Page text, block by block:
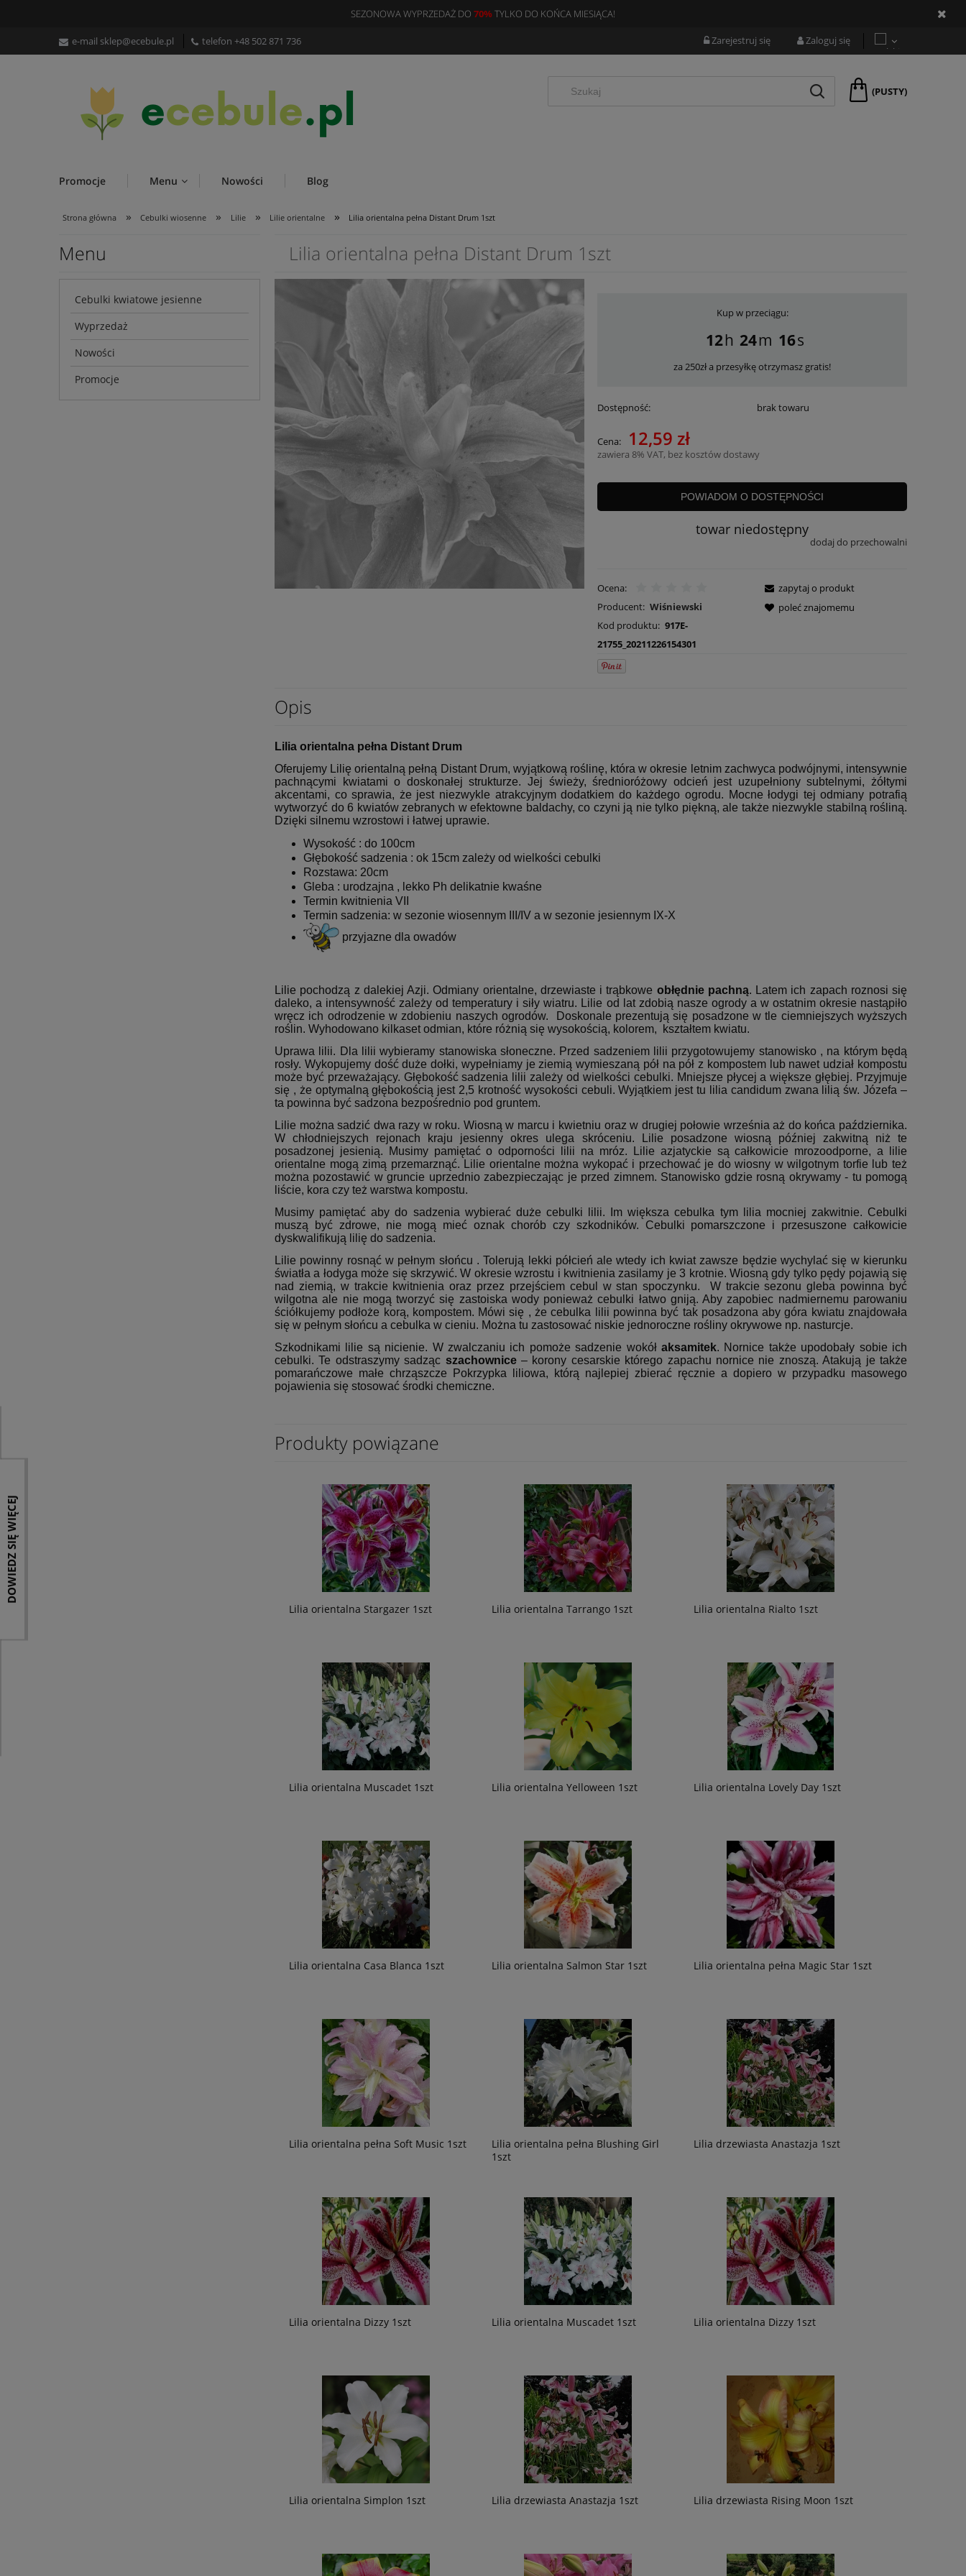
SEZONOWA WYPRZEDAŻ DO 70%TYLKO DO KOŃCA MIESIĄCA!
e-mail sklep@ecebule.pl telefon +48 502 871 736 Zarejestruj się Zaloguj się
(PUSTY)
Promocje Menu Nowości Blog
Strona główna » Cebulki wiosenne » Lilie » Lilie orientalne » Lilia orientalna pełna Distant Drum 1szt
Menu
Cebulki kwiatowe jesienne
Wyprzedaż
Nowości
Promocje
Lilia orientalna pełna Distant Drum 1szt
Kup w przeciągu:
12 24 15
za 250zł a przesyłkę otrzymasz gratis!
Dostępność: brak towaru
Cena: 12,59 zł
zawiera 8% VAT, bez kosztów dostawy
POWIADOM O DOSTĘPNOŚCI
towar niedostępny
dodaj do przechowalni
Ocena:
Producent: Wiśniewski
Kod produktu: 917E-
21755_20211226154301
zapytaj o produkt
poleć znajomemu
Opis
Lilia orientalna pełna Distant Drum
Oferujemy Lilię orientalną pełną Distant Drum, wyjątkową roślinę, która w okresie letnim zachwyca podwójnymi, intensywnie
pachnącymi kwiatami o doskonałej strukturze. Jej świeży, średnioróżowy odcień jest uzupełniony subtelnymi, żółtymi
akcentami, co sprawia, że jest niezwykle atrakcyjnym dodatkiem do każdego ogrodu. Mocne łodygi tej odmiany potrafią
wytworzyć do 6 kwiatów zebranych w efektowne baldachy, co czyni ją nie tylko piękną, ale także niezwykle stabilną rośliną.
Dzięki silnemu wzrostowi i łatwej uprawie.
Wysokość : do 100cm
Głębokość sadzenia : ok 15cm zależy od wielkości cebulki
Rozstawa: 20cm
Gleba : urodzajna , lekko Ph delikatnie kwaśne
Termin kwitnienia VII
Termin sadzenia: w sezonie wiosennym III/IV a w sezonie jesiennym IX-X
przyjazne dla owadów
Lilie pochodzą z dalekiej Azji. Odmiany orientalne, drzewiaste i trąbkowe obłędnie pachną. Latem ich zapach roznosi się
daleko, a intensywność zależy od temperatury i siły wiatru. Lilie od lat zdobią nasze ogrody a w ostatnim okresie nastąpiło
wręcz ich odrodzenie w zdobieniu naszych ogrodów. Doskonale prezentują się posadzone w tle ciemniejszych wyższych
roślin. Wyhodowano kilkaset odmian, które różnią się wysokością, kolorem, kształtem kwiatu.
Uprawa lilii. Dla lilii wybieramy stanowiska słoneczne. Przed sadzeniem lilii przygotowujemy stanowisko , na którym będą
rosły. Wykopujemy dość duże dołki, wypełniamy je ziemią wymieszaną pół na pół z kompostem lub nawet udział kompostu
może być przeważający. Głębokość sadzenia lilii zależy od wielkości cebulki. Mniejsze płycej a większe głębiej. Przyjmuje
się , że optymalną głębokością jest 2,5 krotność wysokości cebuli. Wyjątkiem jest tu lilia candidum zwana lilią św. Józefa –
ta powinna być sadzona bezpośrednio pod gruntem.
Lilie można sadzić dwa razy w roku. Wiosną w marcu i kwietniu oraz w drugiej połowie września aż do końca października.
W chłodniejszych rejonach kraju jesienny okres ulega skróceniu. Lilie posadzone wiosną później zakwitną niż te
posadzonej jesienią. Musimy pamiętać o odporności lilii na mróz. Lilie azjatyckie są całkowicie mrozoodporne, a lilie
orientalne mogą zimą przemarznąć. Lilie orientalne można wykopać i przechować je do wiosny w wilgotnym torfie lub też
można pozostawić w gruncie uprzednio zabezpieczając je przed zimnem. Stanowisko gdzie rosną okrywamy - tu pomogą
liście, kora czy też warstwa kompostu.
Musimy pamiętać aby do sadzenia wybierać duże cebulki lilii. Im większa cebulka tym lilia mocniej zakwitnie. Cebulki
muszą być zdrowe, nie mogą mieć oznak chorób czy szkodników. Cebulki pomarszczone i przesuszone całkowicie
dyskwalifikują lilię do sadzenia.
Lilie powinny rosnąć w pełnym słońcu . Tolerują lekki półcień ale wtedy ich kwiat zawsze będzie wychylać się w kierunku
światła a łodyga może się skrzywić. W okresie wzrostu i kwitnienia zasilamy je 3 krotnie. Wiosną gdy tylko pędy pojawią się
nad ziemią, w trakcie kwitnienia oraz przez przejściem cebul w stan spoczynku. W trakcie sezonu gleba powinna być
wilgotna ale nie mogą tworzyć się zastoiska wody ponieważ cebulki łatwo gniją. Aby zapobiec nadmiernemu parowaniu
ściółkujemy podłoże korą, kompostem. Mówi się , że cebulka lilii powinna być tak posadzona aby góra kwiatu znajdowała
się w pełnym słońcu a cebulka w cieniu. Można tu zastosować niskie jednoroczne rośliny okrywowe np. nasturcje.
Szkodnikami lilie są nicienie. W zwalczaniu ich pomoże sadzenie wokół aksamitek. Nornice także upodobały sobie ich
cebulki. Te odstraszymy sadząc szachownice– korony cesarskie którego zapachu nornice nie znoszą. Atakują je także
pomarańczowe małe chrząszcze Pokrzypka liliowa, którą najlepiej zbierać ręcznie a dopiero w przypadku masowego
pojawienia się stosować środki chemiczne.
Produkty powiązane
Lilia orientalna Stargazer 1szt Lilia orientalna Tarrango 1szt Lilia orientalna Rialto 1szt
Lilia orientalna Muscadet 1szt Lilia orientalna Yelloween 1szt Lilia orientalna Lovely Day 1szt
Lilia orientalna Casa Blanca 1szt Lilia orientalna Salmon Star 1szt Lilia orientalna pełna Magic Star 1szt
Lilia orientalna pełna Soft Music 1szt
Lilia orientalna pełna Blushing Girl
1szt
Lilia drzewiasta Anastazja 1szt
Lilia orientalna Dizzy 1szt Lilia orientalna Muscadet 1szt Lilia orientalna Dizzy 1szt
Lilia orientalna Simplon 1szt Lilia drzewiasta Anastazja 1szt Lilia drzewiasta Rising Moon 1szt
DOWIEDZ SIĘ WIĘCEJ